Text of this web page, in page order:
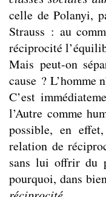
celle de Polanyi,
Strauss : au
réciprocité
Mais peut-on
cause ? L’homme
C’est
l’Autre comme
possible, en
relation de
sans lui offrir du
pourquoi, dans